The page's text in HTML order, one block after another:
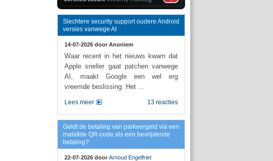
Slechtere security support oudere Android
versies vanwege AI
14-07-2026 door Anoniem
Waar recent in het nieuws kwam dat
Apple sneller gaat patchen vanwege
AI, maakt Google een wel erg
vreemde beslissing: Het ...
13 reacties
Lees meer
Geldt de betaling van parkeergeld via een
malafide QR-code als een bevrijdende
betaling?
22-07-2026 door Arnoud Engelfriet